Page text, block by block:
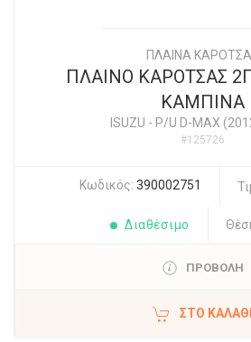
ΠΛΑΙΝΑ
ΠΛΑΙΝΟ ΚΑΡΟΤΣΑΣ
ΚΑΜΠΙΝΑ
ISUZU - P/U D-MAX
#125726
Κωδικός: 390002751
Διαθέσιμο
ΠΡΟΒΟΛΗ
ΣΤΟ ΚΑΛΆΘΙ